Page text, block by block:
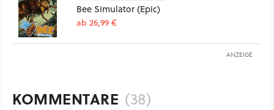
Bee Simulator (Epic)
ab 26,99 €
ANZEIGE
KOMMENTARE (38)